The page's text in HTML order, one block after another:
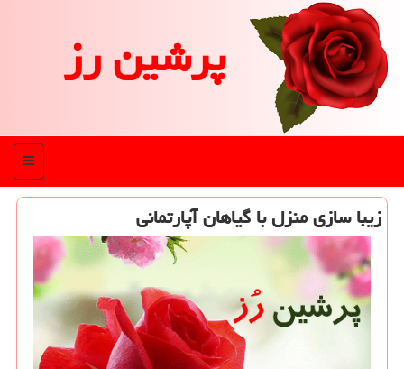
پرشین رز
منو
زیبا سازی منزل با گیاهان آپارتمانی